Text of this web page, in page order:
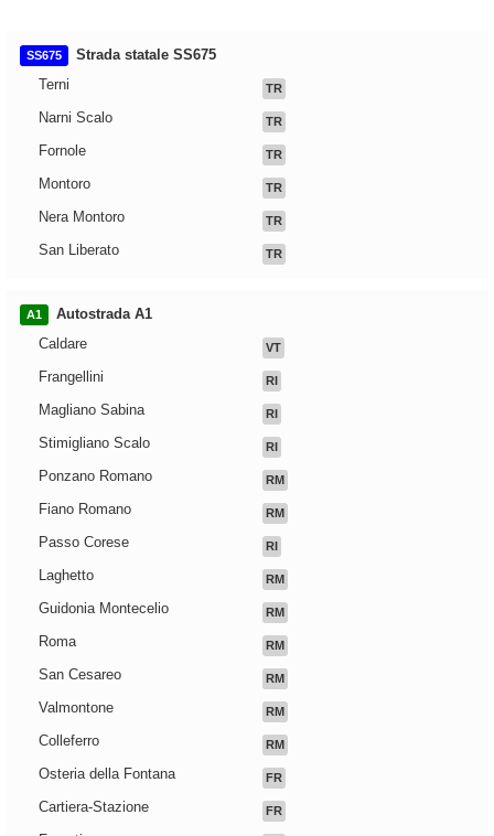
SS675
Strada statale SS675
Terni
TR
Narni Scalo TR
Fornole TR
Montoro TR
Nera Montoro TR
San Liberato TR
A1
Autostrada A1
Caldare
VT
Frangellini RI
Magliano Sabina RI
Stimigliano Scalo RI
Ponzano Romano RM
Fiano Romano RM
Passo Corese RI
Laghetto RM
Guidonia Montecelio RM
Roma RM
San Cesareo RM
Valmontone RM
Colleferro RM
Osteria della Fontana FR
Cartiera-Stazione FR